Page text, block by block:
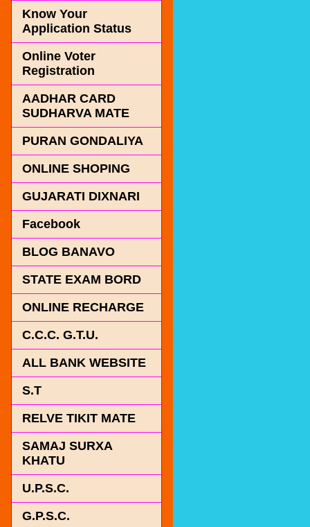
Know Your
Application Status
Online Voter
Registration
AADHAR CARD
SUDHARVA MATE
PURAN GONDALIYA
ONLINE SHOPING
GUJARATI DIXNARI
Facebook
BLOG BANAVO
STATE EXAM BORD
ONLINE RECHARGE
C.C.C. G.T.U.
ALL BANK WEBSITE
S.T
RELVE TIKIT MATE
SAMAJ SURXA
KHATU
U.P.S.C.
G.P.S.C.